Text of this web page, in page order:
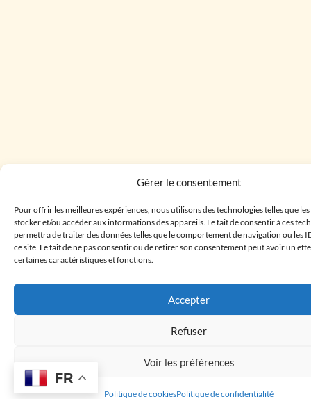
Gérer le consentement
Pour offrir les meilleures expériences, nous utilisons des technologies telles que
stocker et/ou accéder aux informations des appareils. Le fait de consentir à ces
permettra de traiter des données telles que le comportement de navigation ou les
ce site. Le fait de ne pas consentir ou de retirer son consentement peut avoir un
certaines caractéristiques et fonctions.
Accepter
Refuser
Voir les préférences
Politique de cookiesPolitique de confidentialité
FR